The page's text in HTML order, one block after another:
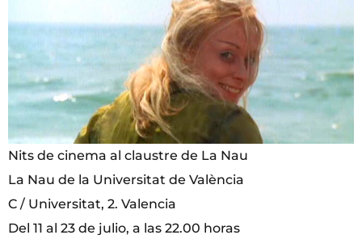
Nits de cinema al claustre de La Nau
La Nau de la Universitat de València
C / Universitat, 2. Valencia
Del 11 al 23 de julio, a las 22.00 horas